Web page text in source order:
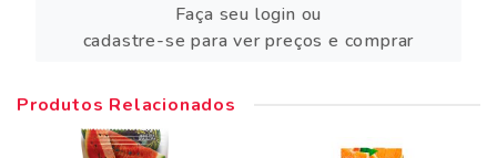
Faça seu login ou
cadastre-se para ver preços e comprar
Produtos Relacionados